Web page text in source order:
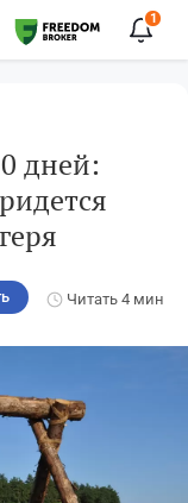
1
дней:
Читать 4 мин